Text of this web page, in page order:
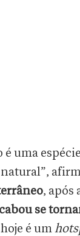
é uma
, após
se
é um